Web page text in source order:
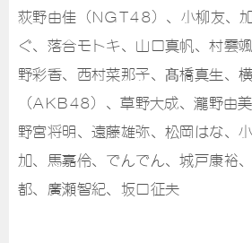
荻野由佳（NGT48）、小柳友、
ぐ、落合モトキ、山口真帆、村雲
野彩香、西村菜那子、髙橋真生、
（AKB48）、草野大成、瀧野由
野宮将明、遠藤雄弥、松岡はな、
加、馬嘉伶、でんでん、城戸康裕
都、廣瀬智紀、坂口征夫